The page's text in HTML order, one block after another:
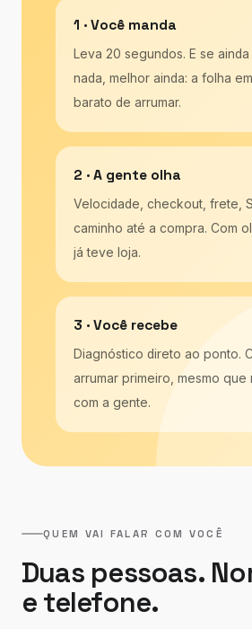
1 · Você manda
Leva 20 segundos. E se
nada, melhor ainda: a folha
barato de arrumar.
2 · A gente olha
Velocidade, checkout, frete,
caminho até a compra. Com
já teve loja.
3 · Você recebe
Diagnóstico direto ao ponto.
arrumar primeiro, mesmo que
com a gente.
QUEM VAI FALAR COM VOCÊ
Duas pessoas.
e telefone.